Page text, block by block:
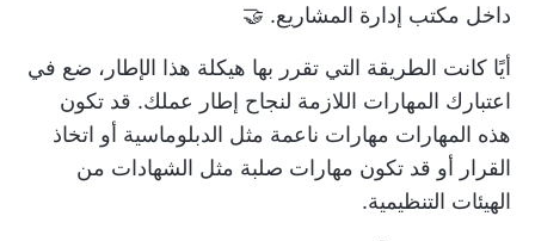
داخل مكتب إدارة المشاريع. 🤝
أيًا كانت الطريقة التي تقرر بها هيكلة هذا الإطار، ضع في
اعتبارك المهارات اللازمة لنجاح إطار عملك. قد تكون
هذه المهارات مهارات ناعمة مثل الدبلوماسية أو اتخاذ
القرار أو قد تكون مهارات صلبة مثل الشهادات من
الهيئات التنظيمية.